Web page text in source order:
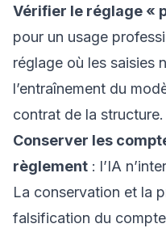
Vérifier le réglage «
pour un usage
réglage où les saisies
l’entraînement du
contrat de la structure.
Conserver les
règlement : l’IA
La conservation et la
falsification du